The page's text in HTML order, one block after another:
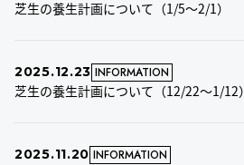
芝生の養生計画について（1/5～2/1）
2025.12.23 INFORMATION
芝生の養生計画について（12/22～1/12）
2025.11.20 INFORMATION